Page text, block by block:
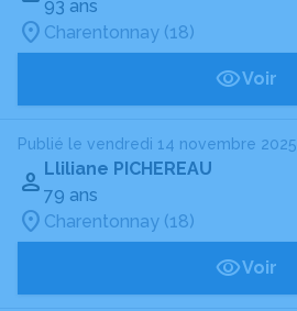
93 ans
Charentonnay (18)
Voir
Publié le vendredi 14 novembre 2025
Lliliane PICHEREAU
79 ans
Charentonnay (18)
Voir